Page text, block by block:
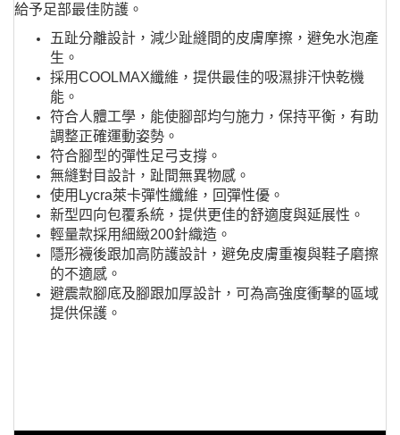
給予足部最佳防護。
五趾分離設計，減少趾縫間的皮膚摩擦，避免水泡產
生。
採用COOLMAX纖維，提供最佳的吸濕排汗快乾機
能。
符合人體工學，能使腳部均勻施力，保持平衡，有助
調整正確運動姿勢。
符合腳型的彈性足弓支撐。
無縫對目設計，趾間無異物感。
使用Lycra萊卡彈性纖維，回彈性優。
新型四向包覆系統，提供更佳的舒適度與延展性。
輕量款採用細緻200針織造。
隱形襪後跟加高防護設計，避免皮膚重複與鞋子磨擦
的不適感。
避震款腳底及腳跟加厚設計，可為高強度衝擊的區域
提供保護。